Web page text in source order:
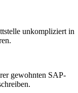
unkompliziert in
gewohnten SAP-